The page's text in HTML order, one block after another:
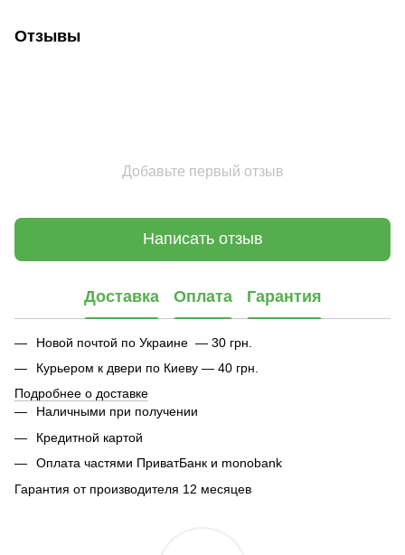
Отзывы
Добавьте первый отзыв
Написать отзыв
Доставка Оплата Гарантия
Новой почтой по Украине — 30 грн.
Курьером к двери по Киеву — 40 грн.
Подробнее о доставке
Наличными при получении
Кредитной картой
Оплата частями ПриватБанк и monobank
Гарантия от производителя 12 месяцев